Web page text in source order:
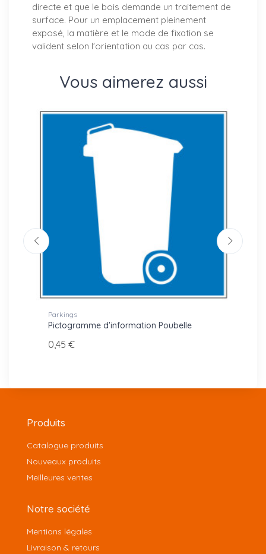
directe et que le bois demande un traitement de
surface. Pour un emplacement pleinement
exposé, la matière et le mode de fixation se
valident selon l'orientation au cas par cas.
Vous aimerez aussi
Parkings
Pictogramme d'information Poubelle
0,45 €
Produits
Catalogue produits
Nouveaux produits
Meilleures ventes
Notre société
Mentions légales
Livraison & retours